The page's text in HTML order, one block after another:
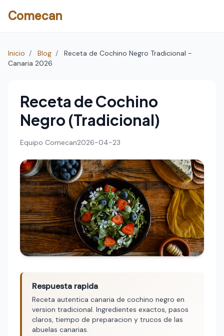
Comecan
Inicio / Blog /
Receta de Cochino Negro Tradicional -
Canaria 2026
Receta de Cochino
Negro (Tradicional)
Equipo Comecan2026-04-23
Respuesta rapida
Receta autentica canaria de cochino negro en
version tradicional. Ingredientes exactos, pasos
claros, tiempo de preparacion y trucos de las
abuelas canarias.